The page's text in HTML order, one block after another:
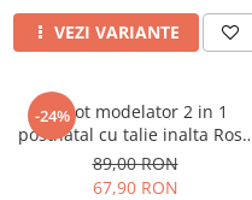
VEZI VARIANTE
-24%
Chilot modelator 2 in 1
postnatal cu talie inalta Rose
Girl Black
89,00 RON
67,90 RON